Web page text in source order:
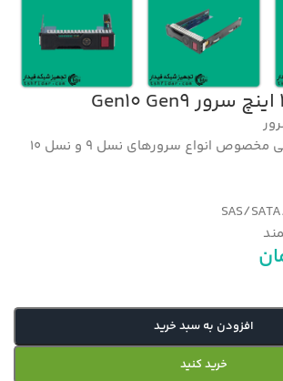
افزودن به سبد خرید
خرید کنید